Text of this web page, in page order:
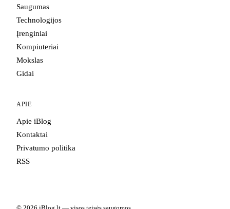
Saugumas
Technologijos
Įrenginiai
Kompiuteriai
Mokslas
Gidai
APIE
Apie iBlog
Kontaktai
Privatumo politika
RSS